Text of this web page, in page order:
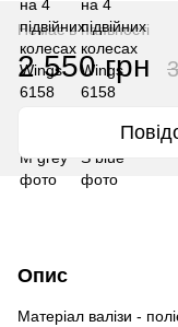
Немає в наявності
2 550 грн
Опис
Матеріал валізи -